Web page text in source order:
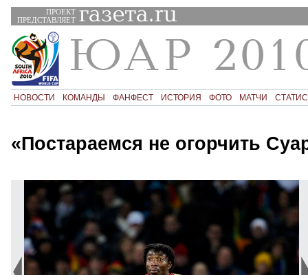
ПРОЕКТ
ПРЕДСТАВЛЯЕТ
НОВОСТИ КОМАНДЫ ФАНФЕСТ ИСТОРИЯ ФОТО МАТЧИ
«Постараемся не огорчить